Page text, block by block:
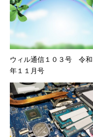
ウィル通信１０３号 令和
年１１月号